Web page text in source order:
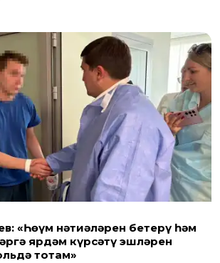
«Һөҗүм нәтиҗәләрен бетерү һәм
ярдәм күрсәтү эшләрен
тотам»